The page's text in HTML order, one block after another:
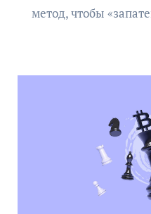
метод, чтобы